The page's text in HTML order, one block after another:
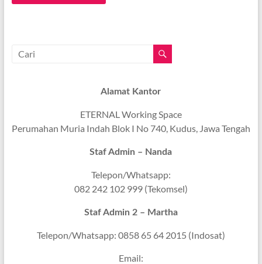
Alamat Kantor
ETERNAL Working Space
Perumahan Muria Indah Blok I No 740, Kudus, Jawa Tengah
Staf Admin – Nanda
Telepon/Whatsapp:
082 242 102 999 (Tekomsel)
Staf Admin 2 – Martha
Telepon/Whatsapp: 0858 65 64 2015 (Indosat)
Email: